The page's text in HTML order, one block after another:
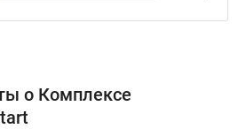
о Комплексе